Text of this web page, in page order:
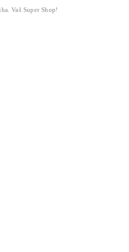
Vaš Super Shop!